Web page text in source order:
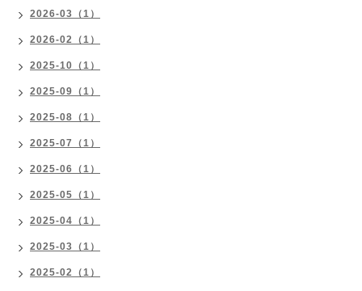
2026-03（1）
2026-02（1）
2025-10（1）
2025-09（1）
2025-08（1）
2025-07（1）
2025-06（1）
2025-05（1）
2025-04（1）
2025-03（1）
2025-02（1）